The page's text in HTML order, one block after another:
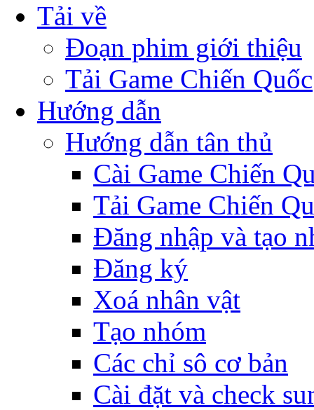
Tải về
Đoạn phim giới thiệu
Tải Game Chiến Quốc
Hướng dẫn
Hướng dẫn tân thủ
Cài Game Chiến
Tải Game Chiến
Đăng nhập và tạo
Đăng ký
Xoá nhân vật
Tạo nhóm
Các chỉ sô cơ bản
Cài đặt và check